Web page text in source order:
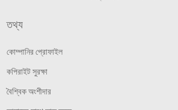
তথ্য
কোম্পানির প্রোফাইল
কপিরাইট সুরক্ষা
বৈশ্বিক অংশীদার